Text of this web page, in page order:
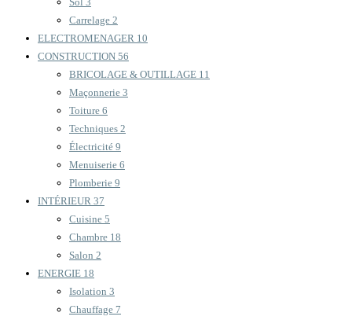
Carrelage 2
ELECTROMENAGER 10
CONSTRUCTION 56
BRICOLAGE & OUTILLAGE 11
Maçonnerie 3
Toiture 6
Techniques 2
Électricité 9
Menuiserie 6
Plomberie 9
INTÉRIEUR 37
Cuisine 5
Chambre 18
Salon 2
ENERGIE 18
Isolation 3
Chauffage 7